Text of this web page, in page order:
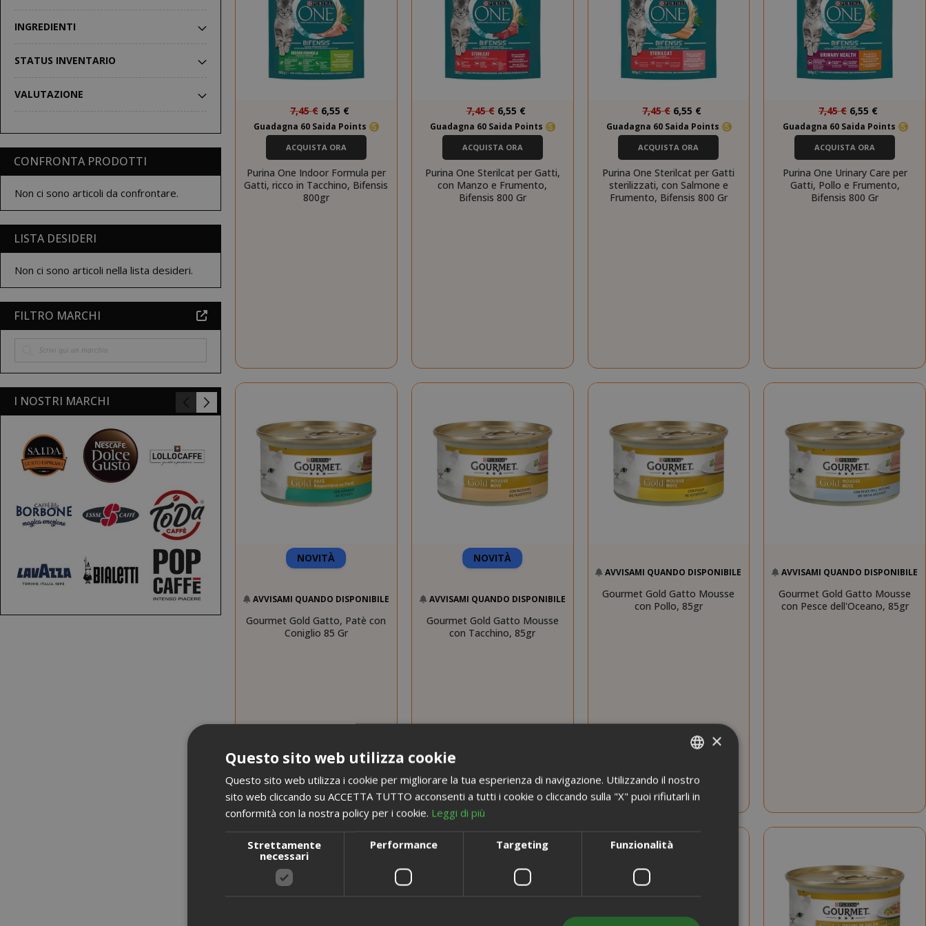
7,45 € Prezzo
speciale
6,55 €
Guadagna 60 Saida Points
ACQUISTA ORA
Purina One Indoor Formula per
Gatti, ricco in Tacchino, Bifensis
800gr
7,45 € Prezzo
speciale
6,55 €
Guadagna 60 Saida Points
ACQUISTA ORA
Purina One Sterilcat per Gatti,
con Manzo e Frumento,
Bifensis 800 Gr
7,45 € Prezzo
speciale
6,55 €
Guadagna 60 Saida Points
ACQUISTA ORA
Purina One Sterilcat per Gatti
sterilizzati, con Salmone e
Frumento, Bifensis 800 Gr
7,45 € Prezzo
speciale
6,55 €
Guadagna 60 Saida Points
ACQUISTA ORA
Purina One Urinary Care per
Gatti, Pollo e Frumento,
Bifensis 800 Gr
NOVITÀ
AVVISAMI QUANDO DISPONIBILE
Gourmet Gold Gatto, Patè con
Coniglio 85 Gr
NOVITÀ
AVVISAMI QUANDO DISPONIBILE
Gourmet Gold Gatto Mousse
con Tacchino, 85gr
AVVISAMI QUANDO DISPONIBILE
Gourmet Gold Gatto Mousse
con Pollo, 85gr
AVVISAMI QUANDO DISPONIBILE
Gourmet Gold Gatto Mousse
con Pesce dell'Oceano, 85gr
INGREDIENTI
STATUS INVENTARIO
VALUTAZIONE
CONFRONTA PRODOTTI
Non ci sono articoli da confrontare.
LISTA DESIDERI
Non ci sono articoli nella lista desideri.
FILTRO MARCHI
I NOSTRI MARCHI
ITALIAN
ENGLISH
×
Questo sito web utilizza cookie
Questo sito web utilizza i cookie per migliorare la tua esperienza di navigazione. Utilizzando il nostro
sito web cliccando su ACCETTA TUTTO acconsenti a tutti i cookie o cliccando sulla "X" puoi rifiutarli in
conformità con la nostra policy per i cookie. Leggi di più
Strettamente
necessari
Performance Targeting Funzionalità